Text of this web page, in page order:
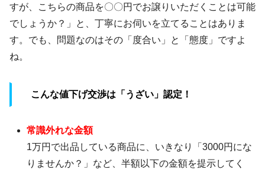
すが、こちらの商品を〇〇円でお譲りいただくことは可能
でしょうか？」と、丁寧にお伺いを立てることはありま
す。でも、問題なのはその「度合い」と「態度」ですよ
ね。
こんな値下げ交渉は「うざい」認定！
常識外れな金額
1万円で出品している商品に、いきなり「3000円にな
りませんか？」など、半額以下の金額を提示してく